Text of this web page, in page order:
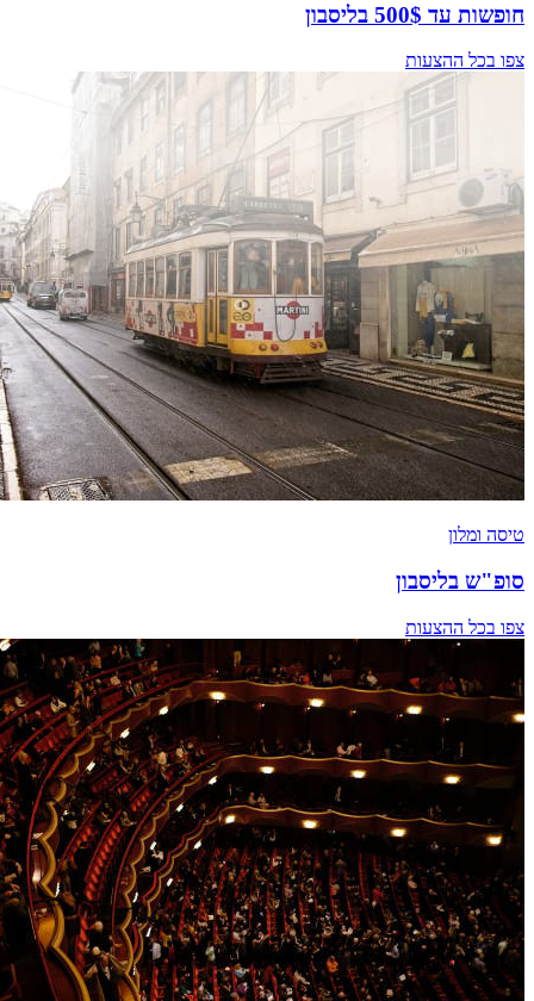
חופשות עד 500$ בליסבון
צפו בכל ההצעות
טיסה ומלון
סופ"ש בליסבון
צפו בכל ההצעות